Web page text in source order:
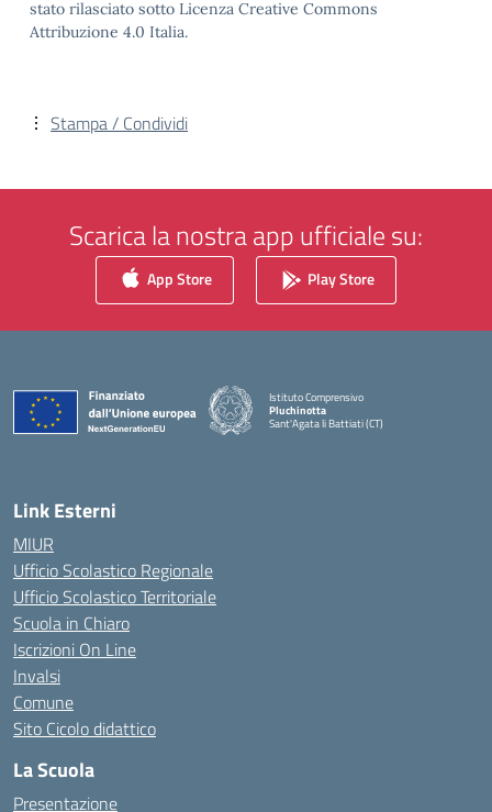
stato rilasciato sotto Licenza Creative Commons
Attribuzione 4.0 Italia.
Stampa / Condividi
Scarica la nostra app ufficiale su:
App Store Play Store
Istituto Comprensivo
Pluchinotta
Sant'Agata li Battiati (CT)
— Visita la pagina iniziale della scuola
Link Esterni
MIUR
Ufficio Scolastico Regionale
Ufficio Scolastico Territoriale
Scuola in Chiaro
Iscrizioni On Line
Invalsi
Comune
Sito Cicolo didattico
La Scuola
Presentazione